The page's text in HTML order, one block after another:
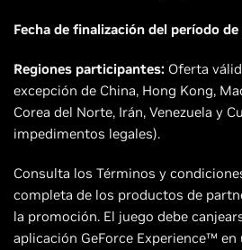
Fecha de finalización del período de
Regiones participantes: Oferta
excepción de China, Hong Kong,
Corea del Norte, Irán, Venezuela y
impedimentos legales).
Consulta los Términos y
completa de los productos de
la promoción. El juego debe
aplicación GeForce Experience™ en